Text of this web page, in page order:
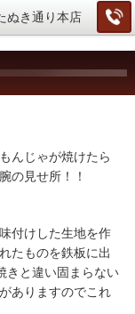
ぬき通り本店
んじゃが焼けたら
の見せ所！！
付けした生地を作
たものを鉄板に出
きと違い固まらない
ありますのでこれ